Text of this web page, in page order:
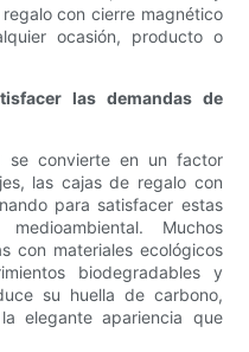
con cierre magnético
ocasión, producto o
las demandas de
se convierte en un factor
las cajas de regalo con
para satisfacer estas
Muchos
con materiales ecológicos
biodegradables y
su huella de carbono,
elegante apariencia que